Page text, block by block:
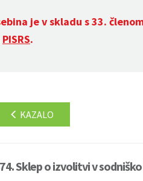
je v skladu s 33.
PISRS.
KAZALO
Sklep o izvolitvi v